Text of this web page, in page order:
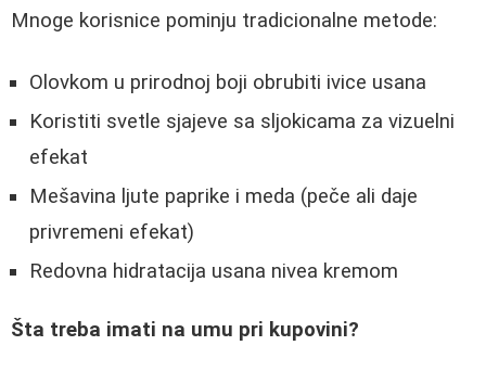
Mnoge korisnice pominju tradicionalne metode:
Olovkom u prirodnoj boji obrubiti ivice usana
Koristiti svetle sjajeve sa sljokicama za vizuelni
efekat
Mešavina ljute paprike i meda (peče ali daje
privremeni efekat)
Redovna hidratacija usana nivea kremom
Šta treba imati na umu pri kupovini?